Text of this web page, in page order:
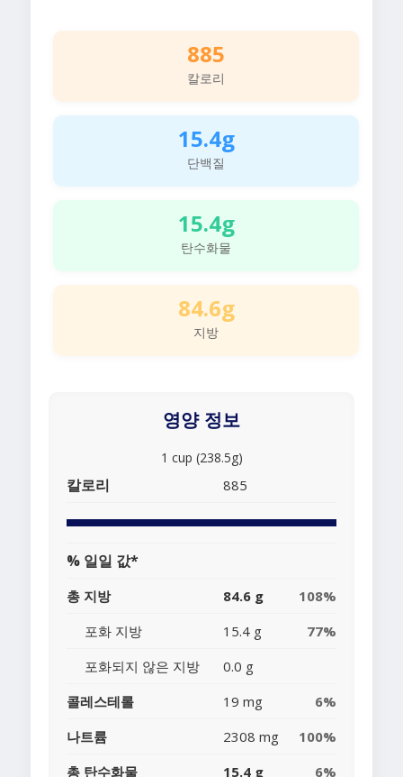
885
칼로리
15.4g
단백질
15.4g
탄수화물
84.6g
지방
영양 정보
1 cup (238.5g)
칼로리 885
% 일일 값*
총 지방 84.6 g
108%
포화 지방
15.4 g
77%
포화되지 않은 지방
0.0 g
콜레스테롤
19 mg
6%
나트륨
2308 mg
100%
총 탄수화물
15.4 g 6%